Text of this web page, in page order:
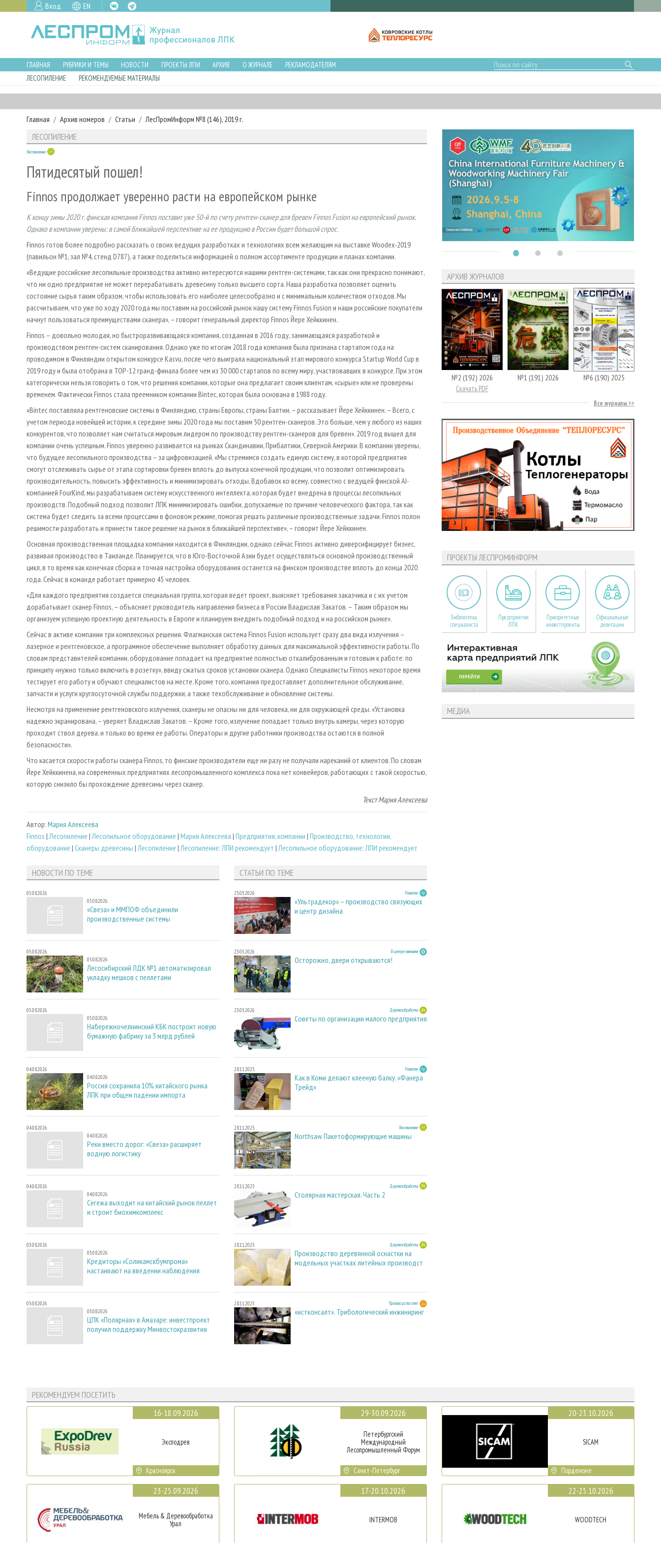
Вход EN
ГЛАВНАЯ РУБРИКИ И ТЕМЫ НОВОСТИ ПРОЕКТЫ ЛПИ АРХИВ О ЖУРНАЛЕ
РЕКЛАМОДАТЕЛЯМ
ЛЕСОПИЛЕНИЕ
РЕКОМЕНДУЕМЫЕ МАТЕРИАЛЫ
Главная Архив номеров Статьи ЛесПромИнформ №8 (146), 2019 г.
ЛЕСОПИЛЕНИЕ
Лесопиление
Пятидесятый пошел!
Finnos продолжает уверенно расти на европейском рынке
К концу зимы 2020 г. финская компания Finnos поставит уже 50-й по счету рентген-сканер для бревен Finnos Fusion на европейский рынок.
Однако в компании уверены: в самой ближайшей перспективе на ее продукцию в России будет большой спрос.
Finnos готов более подробно рассказать о своих ведущих разработках и технологиях всем желающим на выставке Woodex-2019
(павильон №1, зал №4, стенд D787), а также поделиться информацией о полном ассортименте продукции и планах компании.
«Ведущие российские лесопильные производства активно интересуются нашими рентген-системами, так как они прекрасно понимают,
что ни одно предприятие не может перерабатывать древесину только высшего сорта. Наша разработка позволяет оценить
состояние сырья таким образом, чтобы использовать его наиболее целесообразно и с минимальным количеством отходов. Мы
рассчитываем, что уже по ходу 2020 года мы поставим на российский рынок нашу систему Finnos Fusion и наши российские покупатели
начнут пользоваться преимуществами сканера», – говорит генеральный директор Finnos Йере Хейккинен.
Finnos – довольно молодая, но быстроразвивающаяся компания, созданная в 2016 году, занимающаяся разработкой и
производством рентген-систем сканирования. Однако уже по итогам 2018 года компания была признана стартапом года на
проводимом в Финляндии открытом конкурсе Kasvu, после чего выиграла национальный этап мирового конкурса Startup World Cup в
2019 году и была отобрана в TOP-12 гранд-финала более чем из 30 000 стартапов по всему миру, участвовавших в конкурсе. При этом
категорически нельзя говорить о том, что решения компании, которые она предлагает своим клиентам, «сырые» или не проверены
временем. Фактически Finnos стала преемником компании Bintec, которая была основана в 1988 году.
«Bintec поставляла рентгеновские системы в Финляндию, страны Европы, страны Балтии, – рассказывает Йере Хейккинен. – Всего, с
учетом периода новейшей истории, к середине зимы 2020 года мы поставим 50 рентген-сканеров. Это больше, чем у любого из наших
конкурентов, что позволяет нам считаться мировым лидером по производству рентген-сканеров для бревен». 2019 год вышел для
компании очень успешным. Finnos уверенно развивается на рынках Скандинавии, Прибалтики, Северной Америки. В компании уверены,
что будущее лесопильного производства – за цифровизацией. «Мы стремимся создать единую систему, в которой предприятия
смогут отслеживать сырье от этапа сортировки бревен вплоть до выпуска конечной продукции, что позволит оптимизировать
производительность, повысить эффективность и минимизировать отходы. Вдобавок ко всему, совместно с ведущей финской AI-
компанией FourKind, мы разрабатываем систему искусственного интеллекта, которая будет внедрена в процессы лесопильных
производств. Подобный подход позволит ЛПК минимизировать ошибки, допускаемые по причине человеческого фактора, так как
система будет следить за всеми процессами в фоновом режиме, помогая решать различные производственные задачи. Finnos полон
решимости разработать и принести такое решение на рынок в ближайшей перспективе», – говорит Йере Хейккинен.
Основная производственная площадка компании находится в Финляндии, однако сейчас Finnos активно диверсифицирует бизнес,
развивая производство в Таиланде. Планируется, что в Юго-Восточной Азии будет осуществляться основной производственный
цикл, в то время как конечная сборка и точная настройка оборудования останется на финском производстве вплоть до конца 2020
года. Сейчас в команде работает примерно 45 человек.
«Для каждого предприятия создается специальная группа, которая ведет проект, выясняет требования заказчика и с их учетом
дорабатывает сканер Finnos, – объясняет руководитель направления бизнеса в России Владислав Закатов. – Таким образом мы
организуем успешную проектную деятельность в Европе и планируем внедрить подобный подход и на российском рынке».
Сейчас в активе компании три комплексных решения. Флагманская система Finnos Fusion использует сразу два вида излучения –
лазерное и рентгеновское, а программное обеспечение выполняет обработку данных для максимальной эффективности работы. По
словам представителей компании, оборудование попадает на предприятие полностью откалиброванным и готовым к работе: по
принципу «нужно только включить в розетку», ввиду сжатых сроков установки сканера. Однако Специалисты Finnos некоторое время
тестирует его работу и обучают специалистов на месте. Кроме того, компания предоставляет дополнительное обслуживание,
запчасти и услуги круглосуточной службы поддержки, а также техобслуживание и обновление системы.
Несмотря на применение рентгеновского излучения, сканеры не опасны ни для человека, ни для окружающей среды. «Установка
надежно экранирована, – уверяет Владислав Закатов. – Кроме того, излучение попадает только внутрь камеры, через которую
проходит ствол дерева, и только во время ее работы. Операторы и другие работники производства остаются в полной
безопасности».
Что касается скорости работы сканера Finnos, то финские производители еще ни разу не получали нареканий от клиентов. По словам
Йере Хейккинена, на современных предприятиях лесопромышленного комплекса пока нет конвейеров, работающих с такой скоростью,
которую снизило бы прохождение древесины через сканер.
Текст Мария Алексеева
Автор: Мария Алексеева
Finnos |Лесопиление |Лесопильное оборудование | Мария Алексеева | Предприятия, компании | Производство, технологии,
оборудование | Сканеры древесины |Лесопиление |Лесопиление: ЛПИ рекомендует |Лесопильное оборудование: ЛПИ рекомендует
НОВОСТИ ПО ТЕМЕ
05.08.2026
05.08.2026
«Свеза» и ММПОФ объединили
производственные системы
05.08.2026
05.08.2026
Лесосибирский ЛДК №1 автоматизировал
укладку мешков с пеллетами
05.08.2026
05.08.2026
Набережночелнинский КБК построит новую
бумажную фабрику за 3 млрд рублей
04.08.2026
04.08.2026
Россия сохранила 10% китайского рынка
ЛПК при общем падении импорта
04.08.2026
04.08.2026
Реки вместо дорог: «Свеза» расширяет
водную логистику
04.08.2026
04.08.2026
Сегежа выходит на китайский рынок пеллет
и строит биохимкомплекс
03.08.2026
03.08.2026
Кредиторы «Соликамскбумпрома»
настаивают на введении наблюдения
03.08.2026
03.08.2026
ЦПК «Полярная» в Амазаре: инвестпроект
получил поддержку Минвостокразвития
СТАТЬИ ПО ТЕМЕ
23.03.2026 Развитие
«Ультрадекор» – производство связующих
и центр дизайна
23.03.2026 В центре внимания
Осторожно, двери открываются!
23.03.2026 Деревообработка
Советы по организации малого предприятия
28.11.2025 Развитие
Как в Коми делают клееную балку. «Фанера
Трейд»
28.11.2025 Лесопиление
Northsaw. Пакетоформирующие машины
28.11.2025 Деревообработка
Столярная мастерская. Часть 2
28.11.2025 Деревообработка
Производство деревянной оснастки на
модельных участках литейных производст
28.11.2025 Производство плит
«истконсалт». Трибологический инжиниринг
АРХИВ ЖУРНАЛОВ
№2 (192) 2026
Скачать PDF
№1 (191) 2026 №6 (190) 2025
Все журналы
ПРОЕКТЫ ЛЕСПРОМИНФОРМ
Библиотека
специалиста
Предприятия
ЛПК
Приоритетные
инвестпроекты
Официальные
делегации
МЕДИА
РЕКОМЕНДУЕМ ПОСЕТИТЬ
16-18.09.2026
Эксподрев
Красноярск
23-25.09.2026
Мебель & Деревообработка
Урал
29-30.09.2026
Петербургский
Международный
Лесопромышленный Форум
Санкт-Петербург
17-20.10.2026
INTERMOB
20-23.10.2026
SICAM
Порденоне
22-25.10.2026
WOODTECH